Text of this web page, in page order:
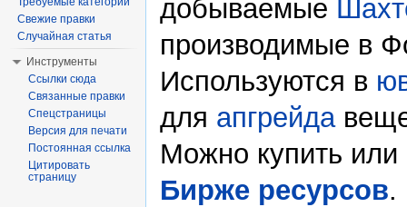
добываемые
производимые в
Используются в
для апгрейда
Можно купить или
Бирже ресурсов.
Свежие правки
Случайная статья
Инструменты
Ссылки сюда
Связанные правки
Спецстраницы
Версия для печати
Постоянная ссылка
Цитировать
страницу